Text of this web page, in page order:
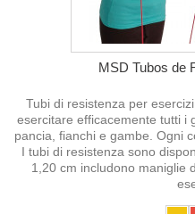
MSD Tubos de
Tubi di resistenza per
esercitare efficacemente tutti i
pancia, fianchi e gambe. Ogni
I tubi di resistenza sono
1,20 cm includono maniglie